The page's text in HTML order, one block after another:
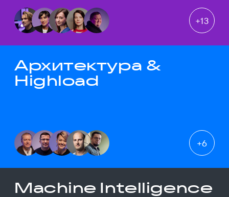
+13
Архитектура &
Highload
+6
Machine Intelligence